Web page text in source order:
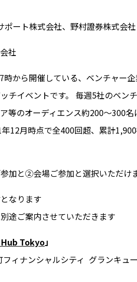
ポート株式会社、野村證券株式会社
社
時から開催している、ベンチャー
チイベントです。 毎週5社のベン
等のオーディエンス約200～300
12月時点で全400回超、累計
加と②会場ご参加と選択いただけ
なります
途ご案内させていただきます
Tokyo」
ィナンシャルシティ グランキュ